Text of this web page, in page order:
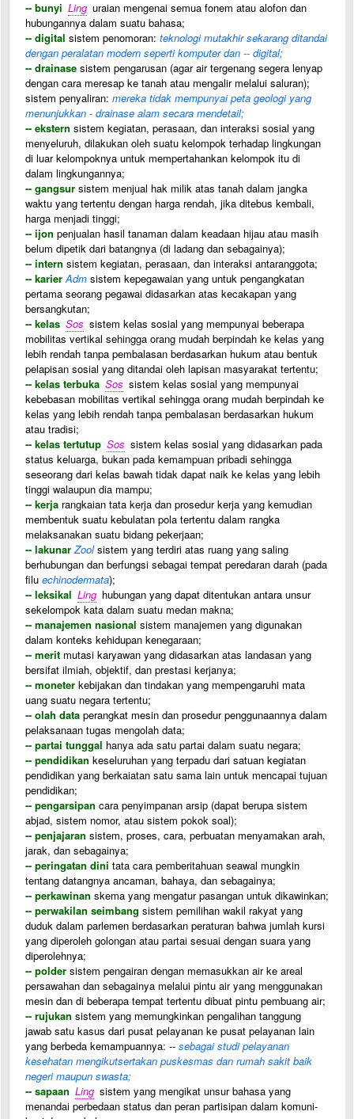
-- bunyi Ling uraian mengenai semua fonem atau alofon dan
hubungannya dalam suatu bahasa;
-- digital sistem penomoran: teknologi mutakhir sekarang ditandai
dengan peralatan modern seperti komputer dan -- digital;
-- drainase sistem pengarusan (agar air tergenang segera lenyap
dengan cara meresap ke tanah atau mengalir melalui saluran);
sistem penyaliran: mereka tidak mempunyai peta geologi yang
menunjukkan - drainase alam secara mendetail;
-- ekstern sistem kegiatan, perasaan, dan interaksi sosial yang
menyeluruh, dilakukan oleh suatu kelompok terhadap lingkungan
di luar kelompoknya untuk mempertahankan kelompok itu di
dalam lingkungannya;
-- gangsur sistem menjual hak milik atas tanah dalam jangka
waktu yang tertentu dengan harga rendah, jika ditebus kembali,
harga menjadi tinggi;
-- ijon penjualan hasil tanaman dalam keadaan hijau atau masih
belum dipetik dari batangnya (di ladang dan sebagainya);
-- intern sistem kegiatan, perasaan, dan interaksi antaranggota;
-- karier Adm sistem kepegawaian yang untuk pengangkatan
pertama seorang pegawai didasarkan atas kecakapan yang
bersangkutan;
-- kelas Sos sistem kelas sosial yang mempunyai beberapa
mobilitas vertikal sehingga orang mudah berpindah ke kelas yang
lebih rendah tanpa pembalasan berdasarkan hukum atau bentuk
pelapisan sosial yang ditandai oleh lapisan masyarakat tertentu;
-- kelas terbuka Sos sistem kelas sosial yang mempunyai
kebebasan mobilitas vertikal sehingga orang mudah berpindah ke
kelas yang lebih rendah tanpa pembalasan berdasarkan hukum
atau tradisi;
-- kelas tertutup Sos sistem kelas sosial yang didasarkan pada
status keluarga, bukan pada kemampuan pribadi sehingga
seseorang dari kelas bawah tidak dapat naik ke kelas yang lebih
tinggi walaupun dia mampu;
-- kerja rangkaian tata kerja dan prosedur kerja yang kemudian
membentuk suatu kebulatan pola tertentu dalam rangka
melaksanakan suatu bidang pekerjaan;
-- lakunar Zoolsistem yang terdiri atas ruang yang saling
berhubungan dan berfungsi sebagai tempat peredaran darah (pada
filu echinodermata);
-- leksikal Ling hubungan yang dapat ditentukan antara unsur
sekelompok kata dalam suatu medan makna;
-- manajemen nasional sistem manajemen yang digunakan
dalam konteks kehidupan kenegaraan;
-- merit mutasi karyawan yang didasarkan atas landasan yang
bersifat ilmiah, objektif, dan prestasi kerjanya;
-- moneter kebijakan dan tindakan yang mempengaruhi mata
uang suatu negara tertentu;
-- olah data perangkat mesin dan prosedur penggunaannya dalam
pelaksanaan tugas mengolah data;
-- partai tunggal hanya ada satu partai dalam suatu negara;
-- pendidikan keseluruhan yang terpadu dari satuan kegiatan
pendidikan yang berkaiatan satu sama lain untuk mencapai tujuan
pendidikan;
-- pengarsipan cara penyimpanan arsip (dapat berupa sistem
abjad, sistem nomor, atau sistem pokok soal);
-- penjajaran sistem, proses, cara, perbuatan menyamakan arah,
jarak, dan sebagainya;
-- peringatan dini tata cara pemberitahuan seawal mungkin
tentang datangnya ancaman, bahaya, dan sebagainya;
-- perkawinan skema yang mengatur pasangan untuk dikawinkan;
-- perwakilan seimbang sistem pemilihan wakil rakyat yang
duduk dalam parlemen berdasarkan peraturan bahwa jumlah kursi
yang diperoleh golongan atau partai sesuai dengan suara yang
diperolehnya;
-- polder sistem pengairan dengan memasukkan air ke areal
persawahan dan sebagainya melalui pintu air yang menggunakan
mesin dan di beberapa tempat tertentu dibuat pintu pembuang air;
-- rujukan sistem yang memungkinkan pengalihan tanggung
jawab satu kasus dari pusat pelayanan ke pusat pelayanan lain
yang berbeda kemampuannya: -- sebagai studi pelayanan
kesehatan mengikutsertakan puskesmas dan rumah sakit baik
negeri maupun swasta;
-- sapaan Ling sistem yang mengikat unsur bahasa yang
menandai perbedaan status dan peran partisipan dalam komuni-